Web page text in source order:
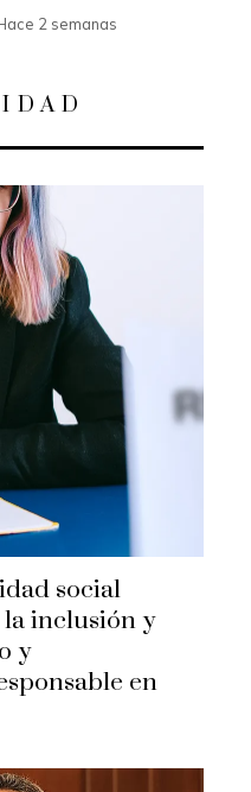
2 semanas
social
inclusión y
y
en